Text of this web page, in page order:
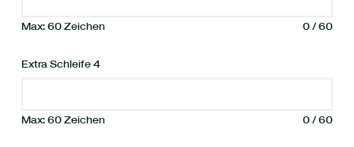
0 /60
Max: 60 Zeichen
Extra Schleife 4
0 /60
Max: 60 Zeichen